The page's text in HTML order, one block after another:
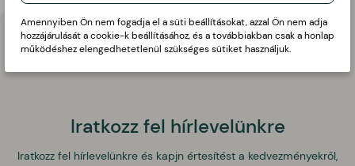
Iratkozz fel hírlevelünkre
Iratkozz fel hírlevelünkre és kapjn értesítést a kedvezményekről,
Amennyiben Ön nem fogadja el a süti beállításokat, azzal Ön nem adja
hozzájárulását a cookie-k beállításához, és a továbbiakban csak a honlap
működéshez elengedhetetlenül szükséges sütiket használjuk.